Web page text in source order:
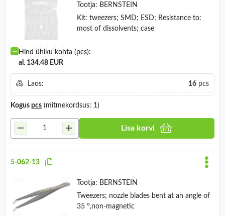
Tootja: BERNSTEIN
Kit: tweezers; SMD; ESD; Resistance to:
most of dissolvents; case
Hind ühiku kohta (pcs):
al. 134.48 EUR
Laos: 16 pcs
Kogus pcs (mitmekordsus: 1)
Lisa korvi
5-062-13
Tootja: BERNSTEIN
Tweezers; nozzle blades bent at an angle of
35 °,non-magnetic